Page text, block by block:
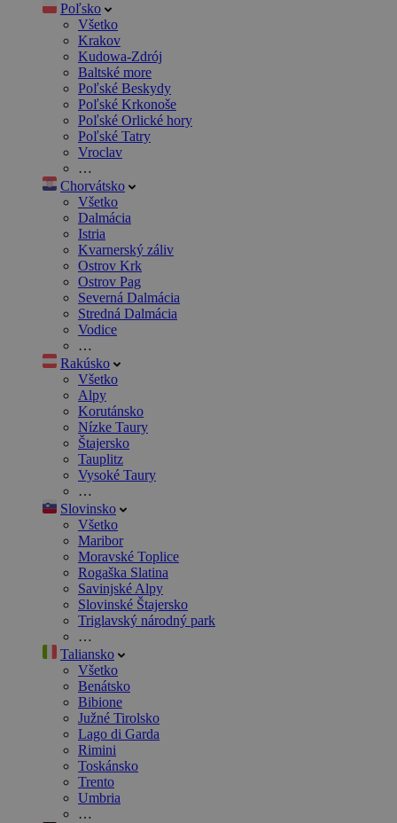
Poľsko
Všetko
Krakov
Kudowa-Zdrój
Baltské more
Poľské Beskydy
Poľské Krkonoše
Poľské Orlické hory
Poľské Tatry
Vroclav
…
Chorvátsko
Všetko
Dalmácia
Istria
Kvarnerský záliv
Ostrov Krk
Ostrov Pag
Severná Dalmácia
Stredná Dalmácia
Vodice
…
Rakúsko
Všetko
Alpy
Korutánsko
Nízke Taury
Štajersko
Tauplitz
Vysoké Taury
…
Slovinsko
Všetko
Maribor
Moravské Toplice
Rogaška Slatina
Savinjské Alpy
Slovinské Štajersko
Triglavský národný park
…
Taliansko
Všetko
Benátsko
Bibione
Južné Tirolsko
Lago di Garda
Rimini
Toskánsko
Trento
Umbria
…